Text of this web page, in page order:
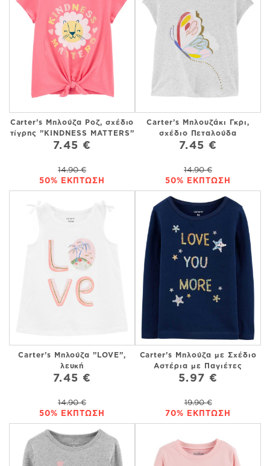
Carter’s Μπλούζα Ροζ, σχέδιο
τίγρης ”KINDNESS MATTERS”
7.45 €
14.90 €
50% ΕΚΠΤΩΣΗ
Carter’s Μπλουζάκι Γκρι,
σχέδιο Πεταλούδα
7.45 €
14.90 €
50% ΕΚΠΤΩΣΗ
Carter’s Μπλούζα ”LOVE”,
λευκή
7.45 €
14.90 €
50% ΕΚΠΤΩΣΗ
Carter’s Μπλούζα με Σχέδιο
Αστέρια με Παγιέτες
5.97 €
19.90 €
70% ΕΚΠΤΩΣΗ